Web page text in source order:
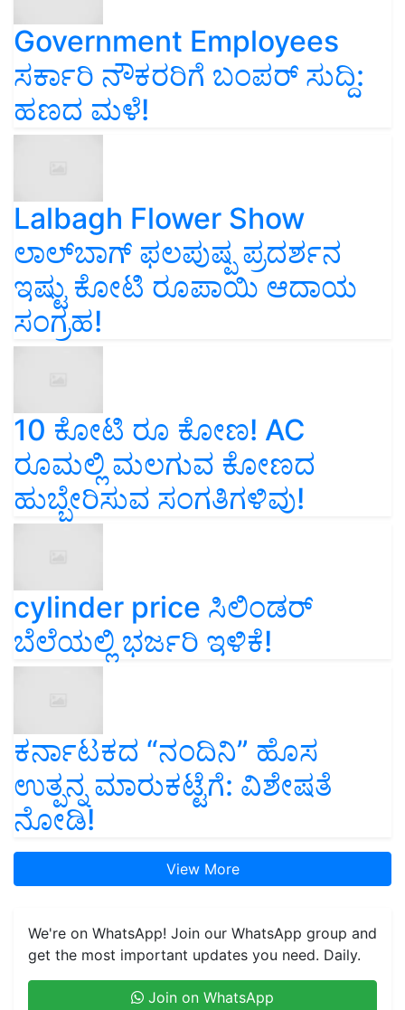
Government Employees
ಸರ್ಕಾರಿ ನೌಕರರಿಗೆ ಬಂಪರ್‌ ಸುದ್ದಿ:
ಹಣದ ಮಳೆ!
Lalbagh Flower Show
ಲಾಲ್‌ಬಾಗ್ ಫಲಪುಷ್ಪ ಪ್ರದರ್ಶನ
ಇಷ್ಟು ಕೋಟಿ ರೂಪಾಯಿ ಆದಾಯ
ಸಂಗ್ರಹ!
10 ಕೋಟಿ ರೂ ಕೋಣ! AC
ರೂಮಲ್ಲಿ ಮಲಗುವ ಕೋಣದ
ಹುಬ್ಬೇರಿಸುವ ಸಂಗತಿಗಳಿವು!
cylinder price ಸಿಲಿಂಡರ್‌
ಬೆಲೆಯಲ್ಲಿ ಭರ್ಜರಿ ಇಳಿಕೆ!
ಕರ್ನಾಟಕದ “ನಂದಿನಿ” ಹೊಸ
ಉತ್ಪನ್ನ ಮಾರುಕಟ್ಟೆಗೆ: ವಿಶೇಷತೆ
ನೋಡಿ!
View More
We're on WhatsApp! Join our WhatsApp group and
get the most important updates you need. Daily.
Join on WhatsApp